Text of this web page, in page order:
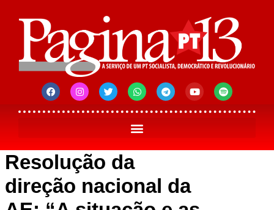
Resolução da
direção nacional da